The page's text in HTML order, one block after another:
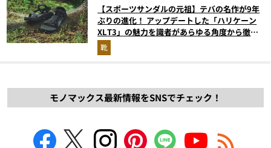
【スポーツサンダルの元祖】テバの名作が9年
ぶりの進化！ アップデートした「ハリケーン
XLT3」の魅力を識者があらゆる角度から徹底
解説！
靴
モノマックス最新情報をSNSでチェック！